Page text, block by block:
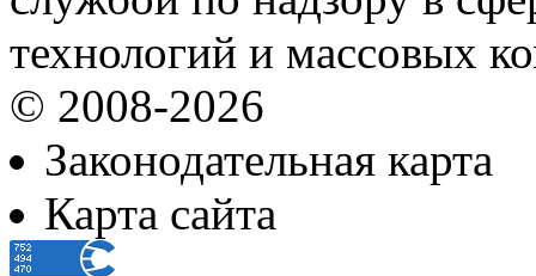
технологий и массовых
© 2008-2026
Законодательная карта
Карта сайта